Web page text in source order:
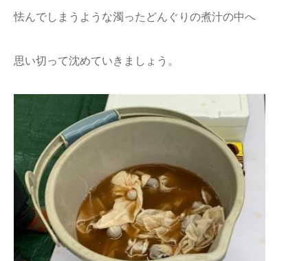
怯んでしまうような濁ったどんぐりの煮汁の中へ
思い切って沈めていきましょう。